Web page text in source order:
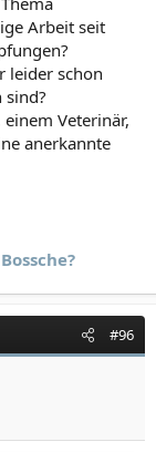
Arbeit seit
leider schon
Veterinär,
anerkannte
#96